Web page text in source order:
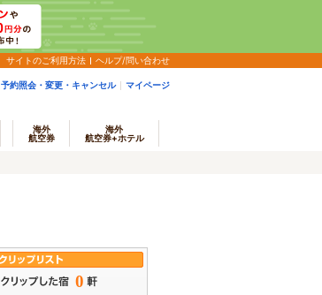
サイトのご利用方法 ヘルプ/問い合わせ
予約照会・変更・キャンセル マイページ
海外
航空券
海外
航空券+ホテル
0